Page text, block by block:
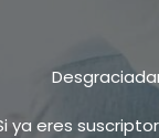
ya eres